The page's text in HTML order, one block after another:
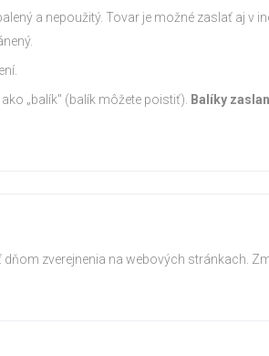
a nepoužitý. Tovar je možné zaslať aj v
„balík" (balík môžete poistiť).
Balíky
zverejnenia na webových stránkach.